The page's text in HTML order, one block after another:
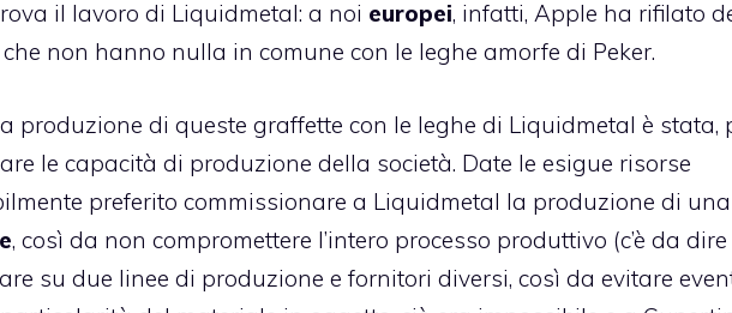
il lavoro di Liquidmetal: a noi europei, infatti, Apple ha rifilato
non hanno nulla in comune con le leghe amorfe di Peker.
produzione di queste graffette con le leghe di Liquidmetal è stata,
le capacità di produzione della società. Date le esigue risorse
preferito commissionare a Liquidmetal la produzione di una
, così da non compromettere l’intero processo produttivo (c’è da
su due linee di produzione e fornitori diversi, così da evitare